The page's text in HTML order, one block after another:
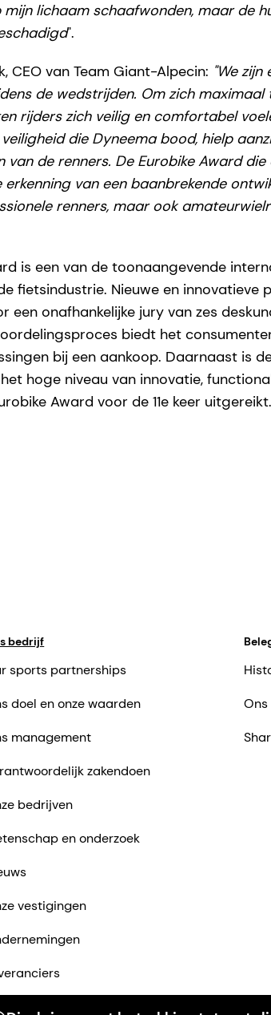
lichaam schaafwonden, maar de
".
CEO van Team Giant-Alpecin: "We
de wedstrijden. Om zich
rijders zich veilig en comfortabel
die Dyneema bood, hielp
van de renners. De Eurobike Award
van een baanbrekende
renners, maar ook
is een van de toonaangevende
fietsindustrie. Nieuwe en
een onafhankelijke jury van zes
biedt het
bij een aankoop. Daarnaast is
hoge niveau van innovatie,
Award voor de 11e keer uitgereikt.
bedrijf
sports partnerships
doel en onze waarden
management
zakendoen
bedrijven
en onderzoek
vestigingen
contact met ons op